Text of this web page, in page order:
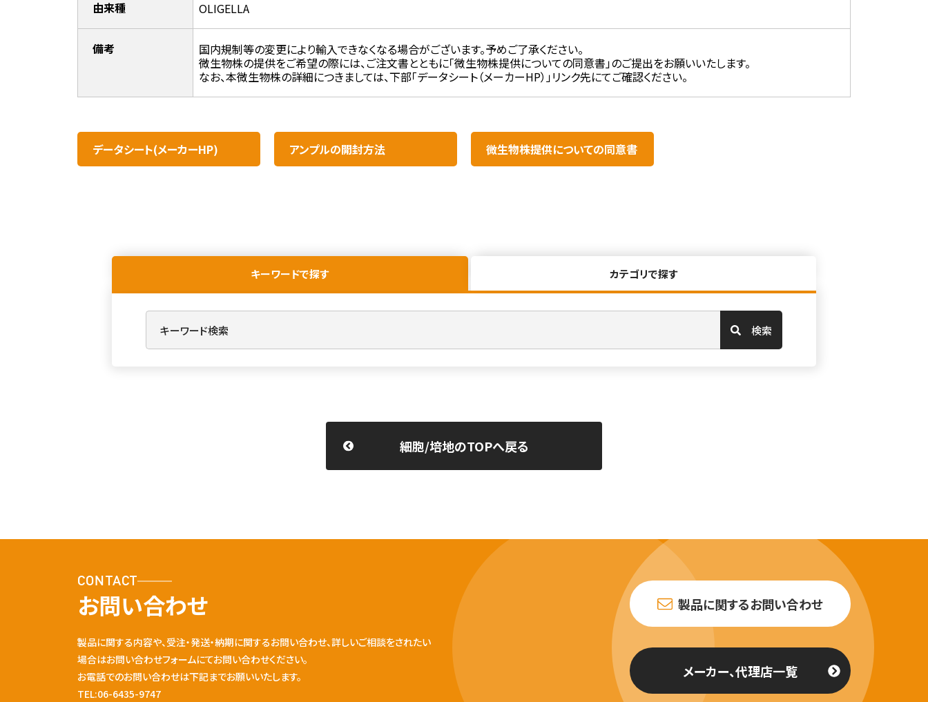
由来種 OLIGELLA
備考
国内規制等の変更により輸入できなくなる場合がございます。予めご了承ください。
微生物株の提供をご希望の際には、ご注文書とともに「微生物株提供についての同意書」のご提出をお願いいたします。
なお、本微生物株の詳細につきましては、下部「データシート（メーカーHP）」リンク先にてご確認ください。
データシート(メーカーHP) アンプルの開封方法​ 微生物株提供についての同意書
キーワードで探す カテゴリで探す
検索
細胞/培地のTOPへ戻る
CONTACT
お問い合わせ
製品に関する内容や、受注・発送・納期に関するお問い合わせ、詳しいご相談をされたい
場合はお問い合わせフォームにてお問い合わせください。
お電話でのお問い合わせは下記までお願いいたします。
TEL:06-6435-9747
製品に関するお問い合わせ
メーカー、代理店一覧